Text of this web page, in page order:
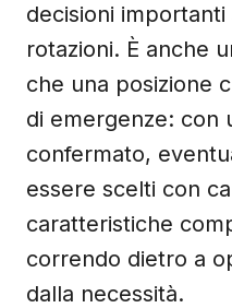
decisioni
rotazioni. È anche
che una posizione
di emergenze: con
confermato,
essere scelti con
caratteristiche
correndo dietro a
dalla necessità.